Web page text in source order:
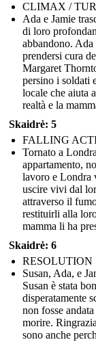
CLIMAX /
Ada e Jamie
di loro
abbandono.
prendersi cura
Margaret
persino i soldati
locale che aiuta
realtà e la
Skaidrė: 5
FALLING
Tornato a
appartamento,
lavoro e Londra
uscire vivi dal
attraverso il
restituirli alla
mamma li ha
Skaidrė: 6
RESOLUTION
Susan, Ada, e
Susan è stata
disperatamente
non fosse
morire.
sono anche